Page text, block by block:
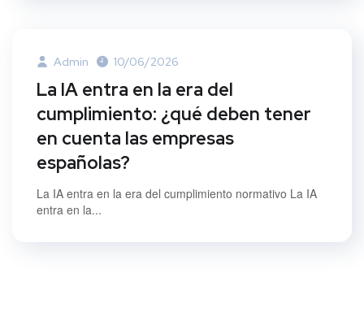
Admin 10/06/2026
La IA entra en la era del
cumplimiento: ¿qué deben tener
en cuenta las empresas
españolas?
La IA entra en la era del cumplimiento normativo La IA
entra en la...